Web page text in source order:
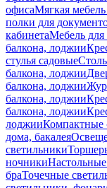
офисаМягкая
полки для
кабинетаМебель
балкона, лоджии
стулья садовые
балкона, лоджии
балкона, лоджии
балкона, лоджии
балкона, лоджии
лоджииКомпактные
дома, бакалея
светильники
ночники
браТочечные